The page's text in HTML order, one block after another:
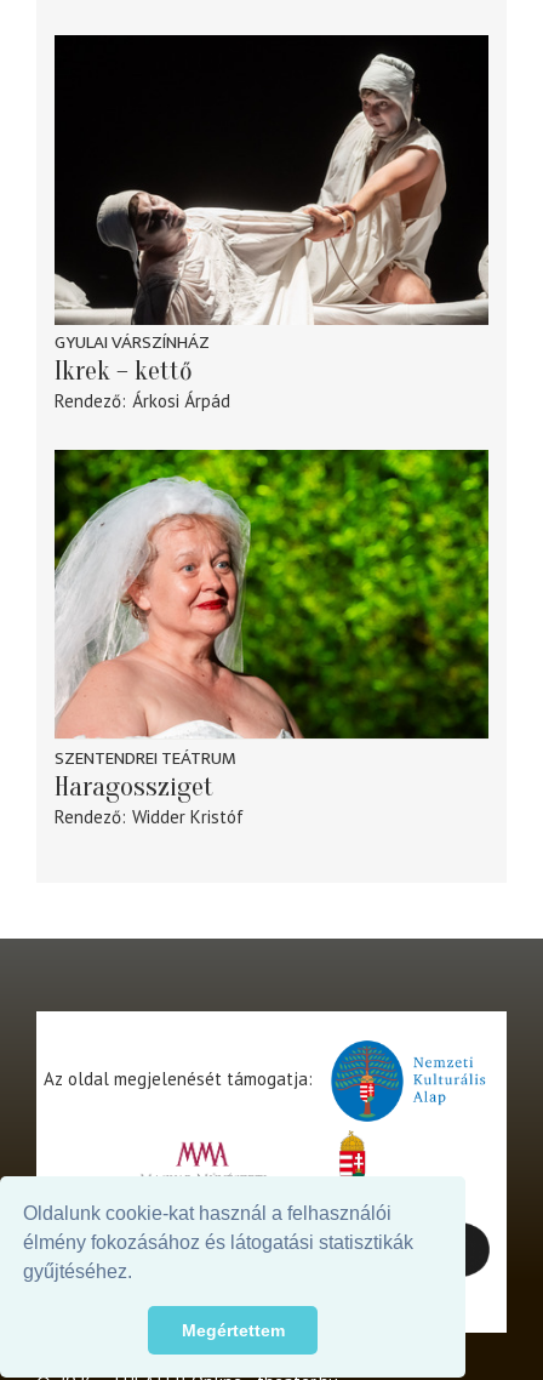
Oldalunk cookie-kat használ a felhasználói
élmény fokozásához és látogatási statisztikák
gyűjtéséhez.
Megértettem
GYULAI VÁRSZÍNHÁZ
Ikrek – kettő
Rendező Árkosi Árpád
SZENTENDREI TEÁTRUM
Haragossziget
Rendező Widder Kristóf
Az oldal megjelenését támogatja: